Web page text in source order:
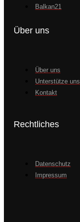
Balkan21
Über uns
Über uns
Unterstütze uns
Kontakt
Rechtliches
Datenschutz
Impressum